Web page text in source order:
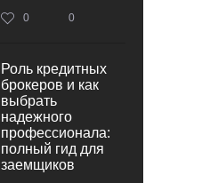
0 0
Роль кредитных
брокеров и как
выбрать
надежного
профессионала:
полный гид для
заемщиков